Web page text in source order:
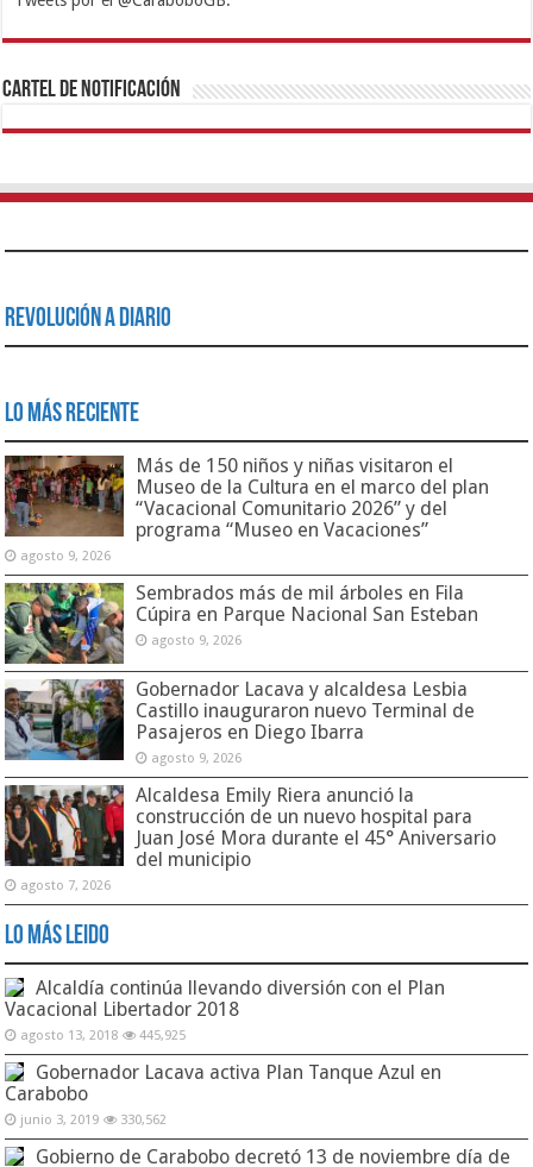
1xbetBetturkeyBetistKralbetSupertotobetTipobetMatadorbetMariobet
https://mvbcasino.com/
Cartel de Notificación
Revolución a Diario
Lo Más Reciente
Más de 150 niños y niñas visitaron el
Museo de la Cultura en el marco del plan
“Vacacional Comunitario 2026” y del
programa “Museo en Vacaciones”
agosto 9, 2026
Sembrados más de mil árboles en Fila
Cúpira en Parque Nacional San Esteban
agosto 9, 2026
Gobernador Lacava y alcaldesa Lesbia
Castillo inauguraron nuevo Terminal de
Pasajeros en Diego Ibarra
agosto 9, 2026
Alcaldesa Emily Riera anunció la
construcción de un nuevo hospital para
Juan José Mora durante el 45° Aniversario
del municipio
agosto 7, 2026
Lo Más Leido
Alcaldía continúa llevando diversión con el Plan
Vacacional Libertador 2018
agosto 13, 2018 445,925
Gobernador Lacava activa Plan Tanque Azul en
Carabobo
junio 3, 2019 330,562
Gobierno de Carabobo decretó 13 de noviembre día de